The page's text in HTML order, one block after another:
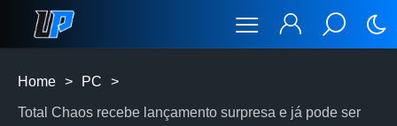
Home > PC >
Total Chaos recebe lançamento surpresa e já pode ser